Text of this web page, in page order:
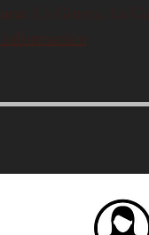
La Gineta, La
información